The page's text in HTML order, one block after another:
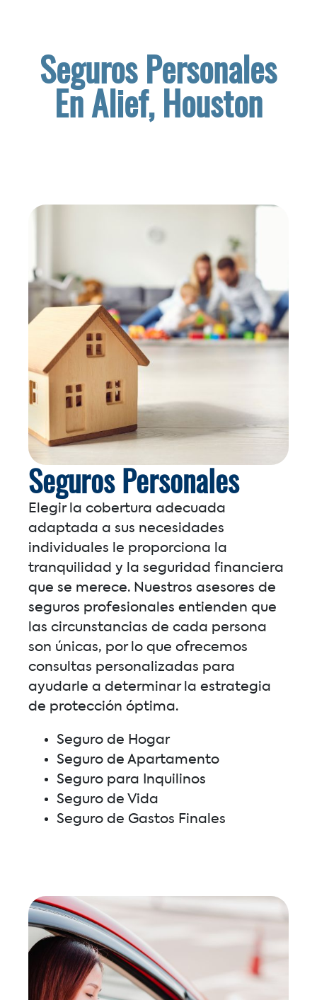
Seguros Personales
En Alief, Houston
Seguros Personales
Elegir la cobertura adecuada
adaptada a sus necesidades
individuales le proporciona la
tranquilidad y la seguridad financiera
que se merece. Nuestros asesores de
seguros profesionales entienden que
las circunstancias de cada persona
son únicas, por lo que ofrecemos
consultas personalizadas para
ayudarle a determinar la estrategia
de protección óptima.
Seguro de Hogar
Seguro de Apartamento
Seguro para Inquilinos
Seguro de Vida
Seguro de Gastos Finales